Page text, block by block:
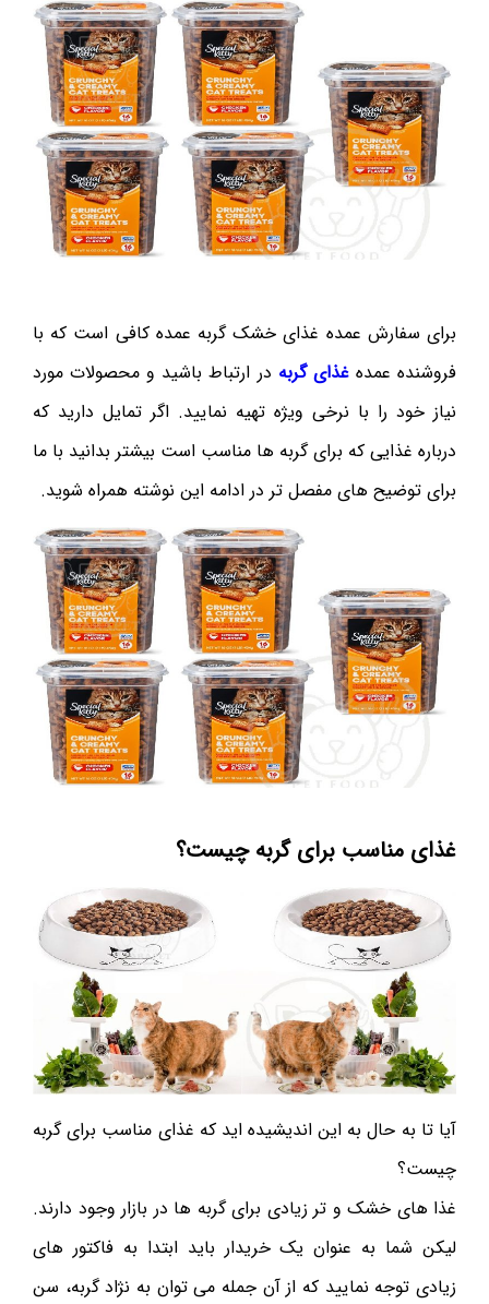
برای سفارش عمده غذای خشک گربه عمده کافی است که با
فروشنده عمدهغذای گربه در ارتباط باشید و محصولات مورد
نیاز خود را با نرخی ویژه تهیه نمایید. اگر تمایل دارید که
درباره غذایی که برای گربه ها مناسب است بیشتر بدانید با ما
برای توضیح های مفصل تر در ادامه این نوشته همراه شوید.
غذای مناسب برای گربه چیست؟
آیا تا به حال به این اندیشیده اید که غذای مناسب برای گربه
چیست؟
غذا های خشک و تر زیادی برای گربه ها در بازار وجود دارند.
لیکن شما به عنوان یک خریدار باید ابتدا به فاکتور های
زیادی توجه نمایید که از آن جمله می توان به نژاد گربه، سن